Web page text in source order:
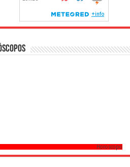
Horoscopo